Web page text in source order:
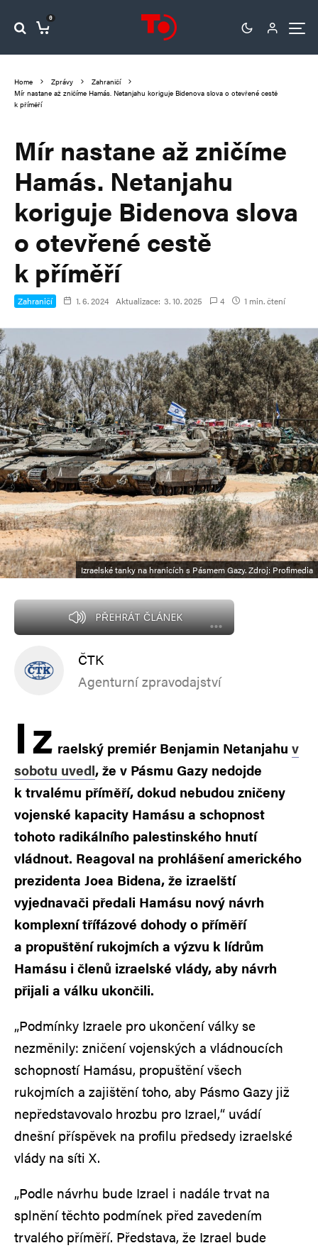
0
Home Zprávy
Zahraničí
Mír nastane až zničíme Hamás. Netanjahu koriguje Bidenova slova o otevřené cestě
k příměří
Mír nastane až zničíme
Hamás. Netanjahu
koriguje Bidenova slova
o otevřené cestě
k příměří
Zahraničí 1. 6. 2024 Aktualizace: 3. 10. 2025 4 1 min. čtení
Izraelské tanky na hranicích s Pásmem Gazy. Zdroj: Profimedia
PŘEHRÁT ČLÁNEK
ČTK
Agenturní zpravodajství
Iz raelský premiér Benjamin Netanjahu v
sobotu uvedl, že v Pásmu Gazy nedojde
k trvalému příměří, dokud nebudou zničeny
vojenské kapacity Hamásu a schopnost
tohoto radikálního palestinského hnutí
vládnout. Reagoval na prohlášení amerického
prezidenta Joea Bidena, že izraelští
vyjednavači předali Hamásu nový návrh
komplexní třífázové dohody o příměří
a propuštění rukojmích a výzvu k lídrům
Hamásu i členů izraelské vlády, aby návrh
přijali a válku ukončili.
„Podmínky Izraele pro ukončení války se
nezměnily: zničení vojenských a vládnoucích
schopností Hamásu, propuštění všech
rukojmích a zajištění toho, aby Pásmo Gazy již
nepředstavovalo hrozbu pro Izrael,“ uvádí
dnešní příspěvek na profilu předsedy izraelské
vlády na síti X.
„Podle návrhu bude Izrael i nadále trvat na
splnění těchto podmínek před zavedením
trvalého příměří. Představa, že Izrael bude